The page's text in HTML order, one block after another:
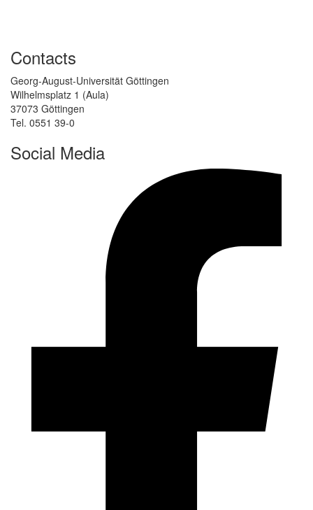
Contacts
Georg-August-Universität Göttingen
Wilhelmsplatz 1 (Aula)
37073 Göttingen
Tel. 0551 39-0
Social Media